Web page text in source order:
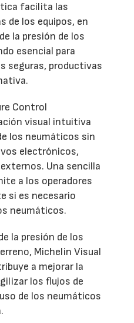
facilita las
de los equipos, en
la presión de los
esencial para
seguras, productivas
Control
visual intuitiva
los neumáticos sin
electrónicos,
Una sencilla
a los operadores
si es necesario
neumáticos.
la presión de los
Michelin Visual
a mejorar la
los flujos de
de los neumáticos